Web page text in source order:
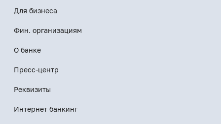
Для бизнеса
Фин. организациям
О банке
Пресс-центр
Реквизиты
Интернет банкинг